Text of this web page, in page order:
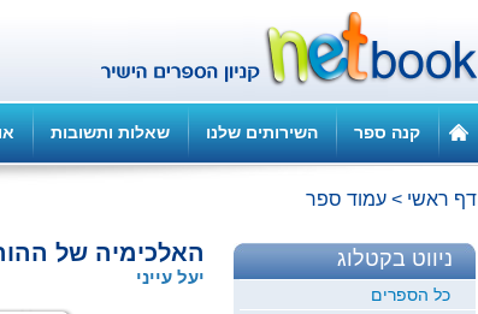
קנה ספר השירותים שלנו שאלות ותשובות
דף ראשי > עמוד ספר
האלכימיה של
יעל עייני
ניווט בקטלוג
כל הספרים